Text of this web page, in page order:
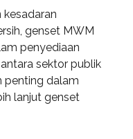
kesadaran
genset MWM
penyediaan
sektor publik
penting dalam
lanjut genset